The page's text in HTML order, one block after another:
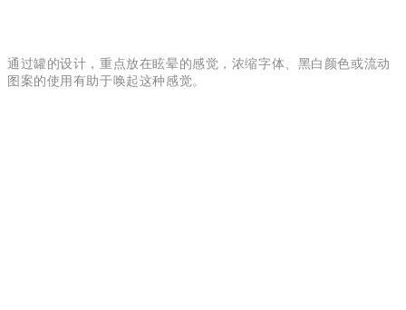
通过罐的设计，重点放在眩晕的感觉，浓缩字体、黑白颜色或流动
图案的使用有助于唤起这种感觉。